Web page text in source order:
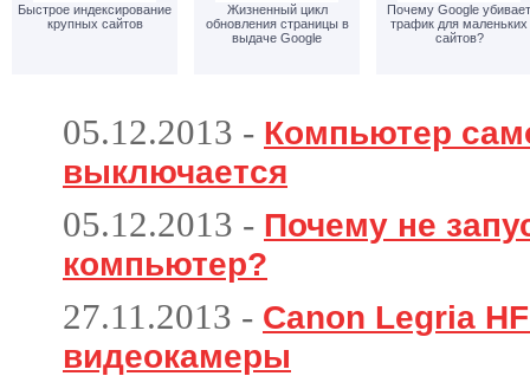
Быстрое индексирование
крупных сайтов
Жизненный цикл
обновления страницы в
выдаче Google
Почему Google убивает
трафик для маленьких
сайтов?
05.12.2013 - Компьютер
выключается
05.12.2013 - Почему не
компьютер?
27.11.2013 - Canon Legria
видеокамеры